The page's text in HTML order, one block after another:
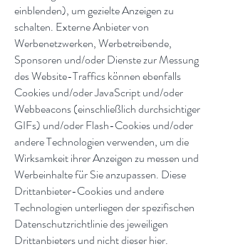
einblenden), um gezielte Anzeigen zu
schalten. Externe Anbieter von
Werbenetzwerken, Werbetreibende,
Sponsoren und/oder Dienste zur Messung
des Website-Traffics können ebenfalls
Cookies und/oder JavaScript und/oder
Webbeacons (einschließlich durchsichtiger
GIFs) und/oder Flash-Cookies und/oder
andere Technologien verwenden, um die
Wirksamkeit ihrer Anzeigen zu messen und
Werbeinhalte für Sie anzupassen. Diese
Drittanbieter-Cookies und andere
Technologien unterliegen der spezifischen
Datenschutzrichtlinie des jeweiligen
Drittanbieters und nicht dieser hier.